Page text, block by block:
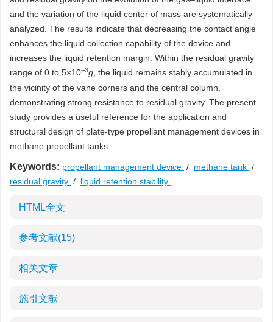
and the variation of the liquid center of mass are systematically
analyzed. The results indicate that decreasing the contact angle
enhances the liquid collection capability of the device and
increases the liquid retention margin. Within the residual gravity
range of 0 to 5×10−3g , the liquid remains stably accumulated in
the vicinity of the vane corners and the central column,
demonstrating strong resistance to residual gravity. The present
study provides a useful reference for the application and
structural design of plate-type propellant management devices in
methane propellant tanks.
Keywords: propellant management device / methane tank /
residual gravity / liquid retention stability
HTML全文
参考文献(15)
相关文章
施引文献